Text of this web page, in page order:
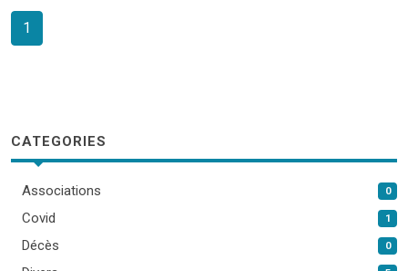
1
CATEGORIES
Associations 0
Covid 1
Décès 0